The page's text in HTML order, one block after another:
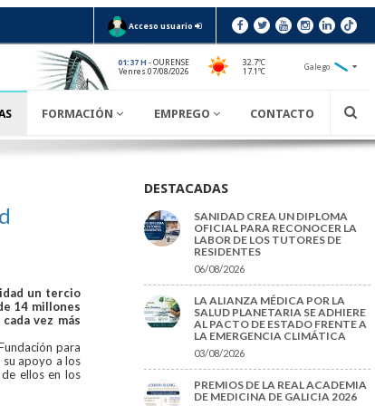
Acceso usuario
01:37 H - OURENSE
Venres 07/08/2026
32.7ºC
17.1ºC
Galego
FORMACIÓN EMPREGO CONTACTO
un tercio
14 millones
vez más
para
su apoyo a los
ellos en los
DESTACADAS
SANIDAD CREA UN DIPLOMA
OFICIAL PARA RECONOCER LA
LABOR DE LOS TUTORES DE
RESIDENTES
06/08/2026
LA ALIANZA MÉDICA POR LA
SALUD PLANETARIA SE ADHIERE
AL PACTO DE ESTADO FRENTE A
LA EMERGENCIA CLIMÁTICA
03/08/2026
PREMIOS DE LA REAL ACADEMIA
DE MEDICINA DE GALICIA 2026